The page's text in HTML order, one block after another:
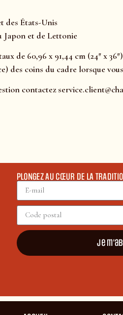
des États-Unis
Japon et de Lettonie
de 60,96 x 91,44 cm (24″ x
des coins du cadre lorsque
contactez
PLONGEZ AU CŒUR DE LA
Je